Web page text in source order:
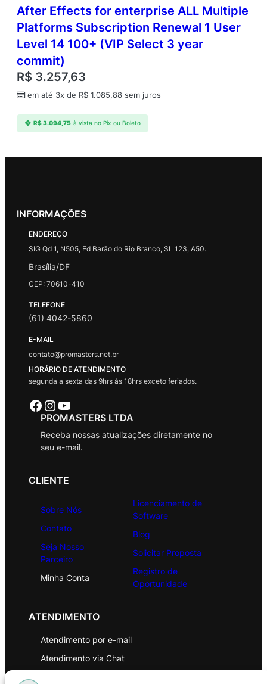
After Effects for enterprise ALL Multiple
Platforms Subscription Renewal 1 User
Level 14 100+ (VIP Select 3 year
commit)
R$ 3.257,63
em até 3x de R$ 1.085,88 sem juros
R$3.094,75 à vista no Pix ou Boleto
INFORMAÇÕES
ENDEREÇO
SIG Qd 1, N505, Ed Barão do Rio Branco, SL 123, A50.
Brasília/DF
CEP: 70610-410
TELEFONE
(61) 4042-5860
E-MAIL
contato@promasters.net.br
HORÁRIO DE ATENDIMENTO
segunda a sexta das 9hrs às 18hrs exceto feriados.
Facebook Instagram Youtube
PROMASTERS LTDA
Receba nossas atualizações diretamente no
seu e-mail.
CLIENTE
Sobre Nós
Contato
Seja Nosso
Parceiro
Minha Conta
Licenciamento de
Software
Blog
Solicitar Proposta
Registro de
Oportunidade
ATENDIMENTO
Atendimento por e-mail
Atendimento via Chat